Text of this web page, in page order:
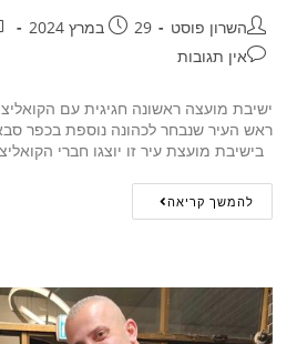
השרון פוסט 29 במרץ 2024
אין תגובות
ישיבת מועצה ראשונה חגיגית עם
בישיבת מועצת עיר זו יוצגו חברי
להמשך קריאה